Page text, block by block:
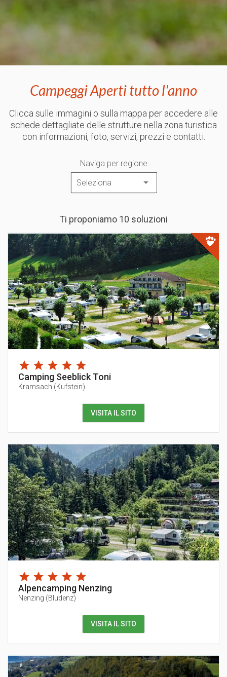
Campeggi Aperti tutto l'anno
Clicca sulle immagini o sulla mappa per accedere alle
schede dettagliate delle strutture nella zona turistica
con informazioni, foto, servizi, prezzi e contatti.
Naviga per regione
Ti proponiamo 10 soluzioni
Camping Seeblick Toni
Kramsach (Kufstein)
VISITA IL SITO
Alpencamping Nenzing
Nenzing (Bludenz)
VISITA IL SITO